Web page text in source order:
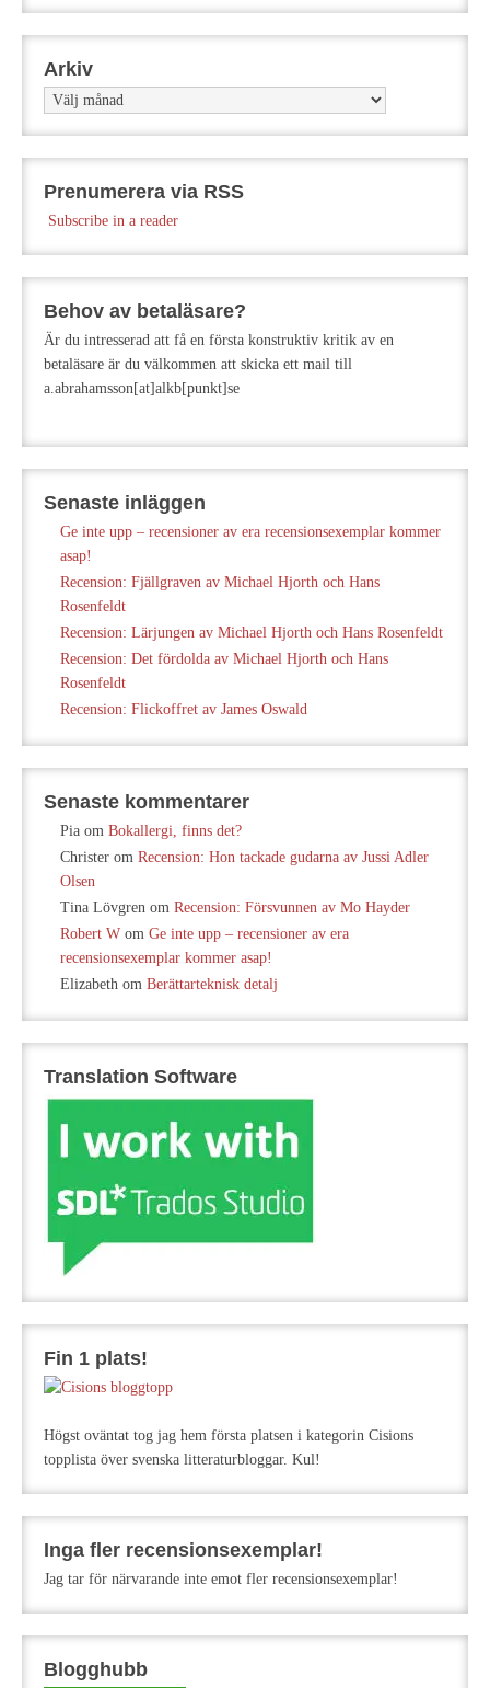
Arkiv
Arkiv
Prenumerera via RSS
Subscribe in a reader
Behov av betaläsare?
Är du intresserad att få en första konstruktiv kritik av en
betaläsare är du välkommen att skicka ett mail till
a.abrahamsson[at]alkb[punkt]se
Senaste inläggen
Ge inte upp – recensioner av era recensionsexemplar kommer
asap!
Recension: Fjällgraven av Michael Hjorth och Hans
Rosenfeldt
Recension: Lärjungen av Michael Hjorth och Hans Rosenfeldt
Recension: Det fördolda av Michael Hjorth och Hans
Rosenfeldt
Recension: Flickoffret av James Oswald
Senaste kommentarer
Pia om Bokallergi, finns det?
Christer om Recension: Hon tackade gudarna av Jussi Adler
Olsen
Tina Lövgren om Recension: Försvunnen av Mo Hayder
Robert W om Ge inte upp – recensioner av era
recensionsexemplar kommer asap!
Elizabeth om Berättarteknisk detalj
Translation Software
Fin 1 plats!
Högst oväntat tog jag hem första platsen i kategorin Cisions
topplista över svenska litteraturbloggar. Kul!
Inga fler recensionsexemplar!
Jag tar för närvarande inte emot fler recensionsexemplar!
Blogghubb